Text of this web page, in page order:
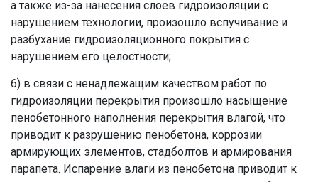
а также из-за нанесения слоев гидроизоляции с
нарушением технологии, произошло вспучивание и
разбухание гидроизоляционного покрытия с
нарушением его целостности;
6) в связи с ненадлежащим качеством работ по
гидроизоляции перекрытия произошло насыщение
пенобетонного наполнения перекрытия влагой, что
приводит к разрушению пенобетона, коррозии
армирующих элементов, стадболтов и армирования
парапета. Испарение влаги из пенобетона приводит к